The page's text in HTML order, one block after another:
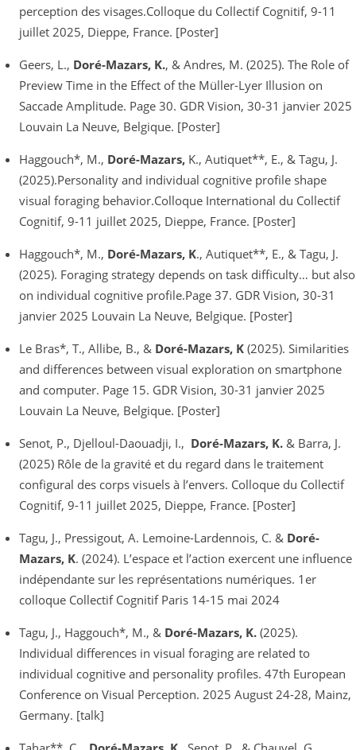
perception des visages.Colloque du Collectif Cognitif, 9-11
juillet 2025, Dieppe, France. [Poster]
Geers, L., Doré-Mazars, K., & Andres, M. (2025). The Role of
Preview Time in the Effect of the Müller-Lyer Illusion on
Saccade Amplitude. Page 30. GDR Vision, 30-31 janvier 2025
Louvain La Neuve, Belgique. [Poster]
Haggouch*, M., Doré-Mazars,K., Autiquet**, E., & Tagu, J.
(2025).Personality and individual cognitive profile shape
visual foraging behavior.Colloque International du Collectif
Cognitif, 9-11 juillet 2025, Dieppe, France. [Poster]
Haggouch*, M., Doré-Mazars, K., Autiquet**, E., & Tagu, J.
(2025). Foraging strategy depends on task difficulty… but also
on individual cognitive profile.Page 37. GDR Vision, 30-31
janvier 2025 Louvain La Neuve, Belgique. [Poster]
Le Bras*, T., Allibe, B., & Doré-Mazars, K (2025). Similarities
and differences between visual exploration on smartphone
and computer. Page 15. GDR Vision, 30-31 janvier 2025
Louvain La Neuve, Belgique. [Poster]
Senot, P., Djelloul-Daouadji, I., Doré-Mazars, K.& Barra, J.
(2025) Rôle de la gravité et du regard dans le traitement
configural des corps visuels à l’envers. Colloque du Collectif
Cognitif, 9-11 juillet 2025, Dieppe, France. [Poster]
Tagu​, J., Pressigout, A. Lemoine-Lardennois, C. & Doré-
Mazars, K.​ (2024). L’espace et l’action exercent une influence
indépendante sur les représentations numériques​. 1er
colloque Collectif Cognitif Paris 14-15 mai 2024
Tagu, J., Haggouch*, M., & Doré-Mazars, K.(2025).
Individual differences in visual foraging are related to
individual cognitive and personality profiles. 47th European
Conference on Visual Perception. 2025 August 24-28, Mainz,
Germany. [talk]